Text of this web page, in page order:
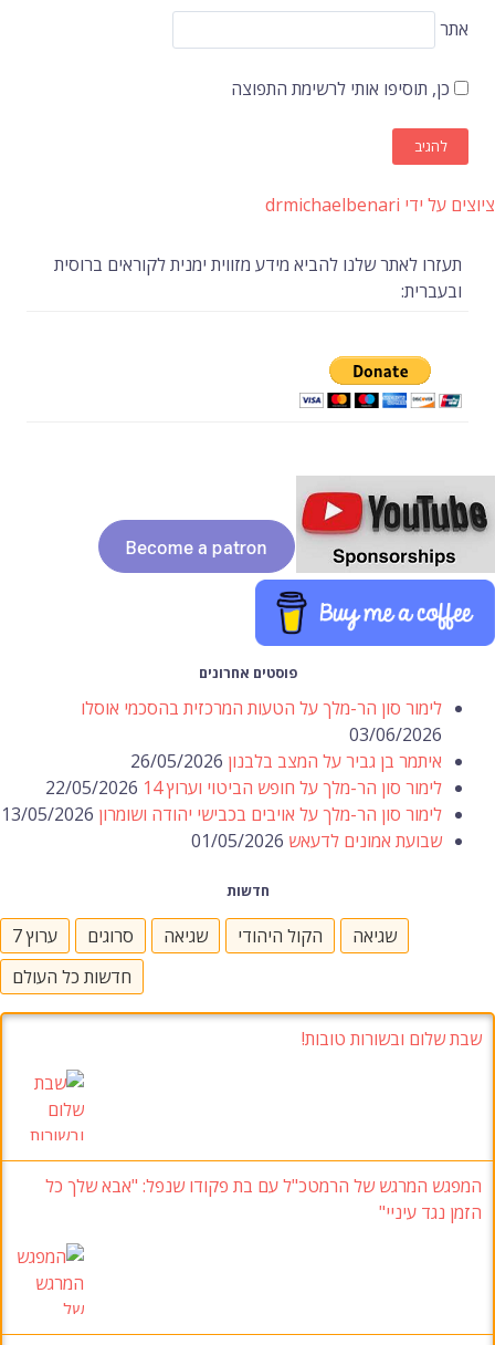
אתר
כן, תוסיפו אותי לרשימת התפוצה
ציוצים על ידי drmichaelbenari
תעזרו לאתר שלנו להביא מידע מזווית ימנית לקוראים ברוסית
ובעברית:
פוסטים אחרונים
לימור סון הר-מלך על הטעות המרכזית בהסכמי אוסלו
03/06/2026
איתמר בן גביר על המצב בלבנון 26/05/2026
לימור סון הר-מלך על חופש הביטוי וערוץ 14
22/05/2026
לימור סון הר-מלך על אויבים בכבישי יהודה ושומרון 13/05/2026
שבועת אמונים לדעאש 01/05/2026
חדשות
ערוץ 7 סרוגים שגיאה הקול היהודי
שגיאה
חדשות כל העולם
שבת שלום ובשורות טובות!
המפגש המרגש של הרמטכ"ל עם בת פקודו שנפל: "אבא שלך כל
הזמן נגד עיניי"